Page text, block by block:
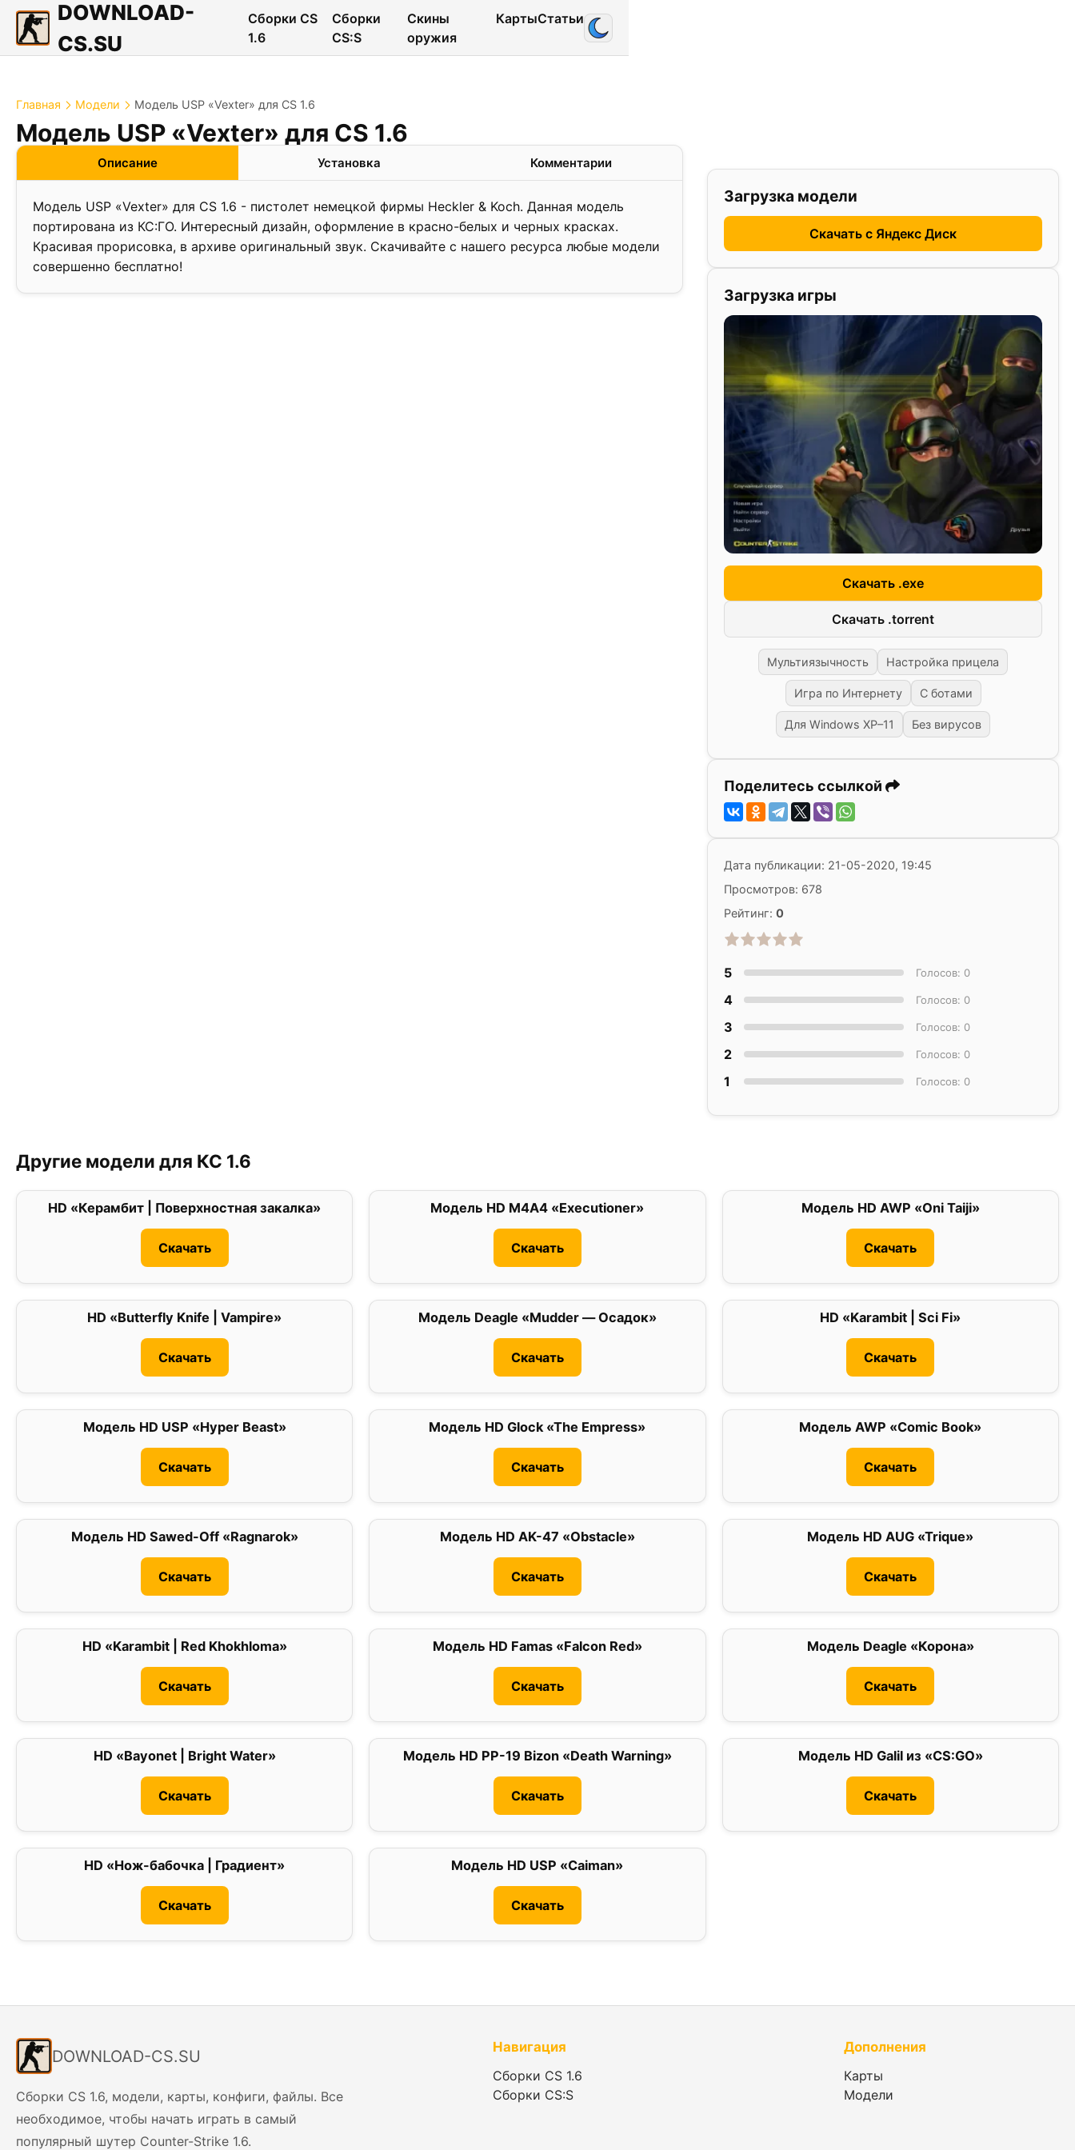
DOWNLOAD-
CS.SU
Сборки CS
1.6
Сборки
CS:S
Скины
оружия
КартыСтатьи
Главная Модели Модель USP «Vexter» для CS 1.6
Модель USP «Vexter» для CS 1.6
Описание Установка Комментарии
Модель USP «Vexter» для CS 1.6 - пистолет немецкой фирмы Heckler & Koch. Данная модель
портирована из КС:ГО. Интересный дизайн, оформление в красно-белых и черных красках.
Красивая прорисовка, в архиве оригинальный звук. Скачивайте с нашего ресурса любые модели
совершенно бесплатно!
Загрузка модели
Скачать с Яндекс Диск
Загрузка игры
Скачать .exe
Скачать .torrent
Мультиязычность Настройка прицела
Игра по Интернету С ботами
Для Windows XP–11 Без вирусов
Поделитесь ссылкой
Дата публикации: 21-05-2020, 19:45
Просмотров: 678
Рейтинг: 0
5 Голосов: 0
4 Голосов: 0
3 Голосов: 0
2 Голосов: 0
1 Голосов: 0
Другие модели для КС 1.6
HD «Керамбит | Поверхностная закалка»
Скачать
Модель HD M4A4 «Executioner»
Скачать
Модель HD AWP «Oni Taiji»
Скачать
HD «Butterfly Knife | Vampire»
Скачать
Модель Deagle «Mudder — Осадок»
Скачать
HD «Karambit | Sci Fi»
Скачать
Модель HD USP «Hyper Beast»
Скачать
Модель HD Glock «The Empress»
Скачать
Модель AWP «Comic Book»
Скачать
Модель HD Sawed-Off «Ragnarok»
Скачать
Модель HD AK-47 «Obstacle»
Скачать
Модель HD AUG «Trique»
Скачать
HD «Karambit | Red Khokhloma»
Скачать
Модель HD Famas «Falcon Red»
Скачать
Модель Deagle «Корона»
Скачать
HD «Bayonet | Bright Water»
Скачать
Модель HD PP-19 Bizon «Death Warning»
Скачать
Модель HD Galil из «CS:GO»
Скачать
HD «Нож-бабочка | Градиент»
Скачать
Модель HD USP «Caiman»
Скачать
DOWNLOAD-CS.SU
Сборки CS 1.6, модели, карты, конфиги, файлы. Все
необходимое, чтобы начать играть в самый
популярный шутер Counter-Strike 1.6.
Навигация
Сборки CS 1.6
Сборки CS:S
Дополнения
Карты
Модели